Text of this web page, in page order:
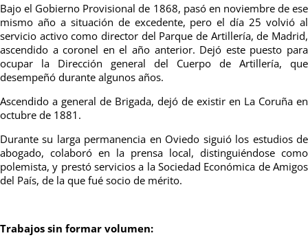
Bajo el Gobierno Provisional de 1868, pasó en noviembre de ese
mismo año a situación de excedente, pero el día 25 volvió al
servicio activo como director del Parque de Artillería, de Madrid,
ascendido a coronel en el año anterior. Dejó este puesto para
ocupar la Dirección general del Cuerpo de Artillería, que
desempeñó durante algunos años.
Ascendido a general de Brigada, dejó de existir en La Coruña en
octubre de 1881.
Durante su larga permanencia en Oviedo siguió los estudios de
abogado, colaboró en la prensa local, distinguiéndose como
polemista, y prestó servicios a la Sociedad Económica de Amigos
del País, de la que fué socio de mérito.
Trabajos sin formar volumen: